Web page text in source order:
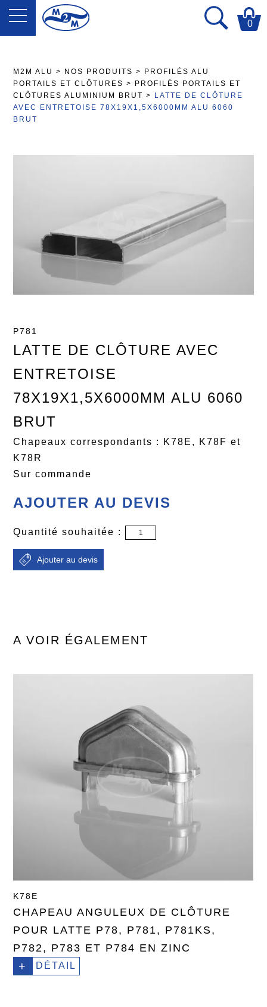
0
M2M ALU > NOS PRODUITS >
PROFILÉS ALU
PORTAILS ET CLÔTURES>
PROFILÉS PORTAILS ET
CLÔTURES ALUMINIUM BRUT >
LATTE DE CLÔTURE
AVEC ENTRETOISE 78X19X1,5X6000MM ALU 6060
BRUT
P781
LATTE DE CLÔTURE AVEC
ENTRETOISE
78X19X1,5X6000MM ALU 6060
BRUT
Chapeaux correspondants : K78E, K78F et
K78R
Sur commande
AJOUTER AU DEVIS
Quantité souhaitée :
A VOIR ÉGALEMENT
K78E
CHAPEAU ANGULEUX DE CLÔTURE
POUR LATTE P78, P781, P781KS,
P782, P783 ET P784 EN ZINC
+ DÉTAIL